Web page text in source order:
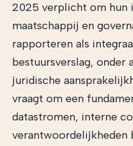
2025 verplicht om hun
maatschappij en
rapporteren als
bestuursverslag, onder
juridische
vraagt om een
datastromen, interne
verantwoordelijkheden